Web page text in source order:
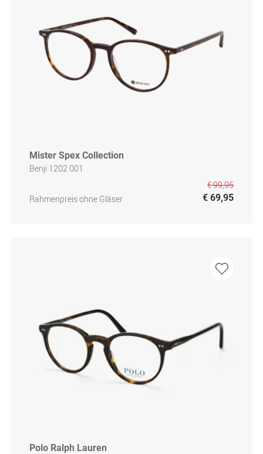
Mister Spex Collection
Benji 1202 001
Rahmenpreis ohne Gläser
€ 99,95
€ 69,95
Polo Ralph Lauren